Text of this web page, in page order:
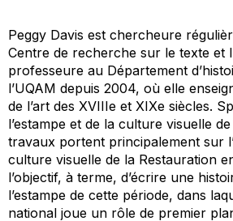
Peggy Davis est chercheure
Centre de recherche sur le texte et
professeure au Département
l’UQAM depuis 2004, où elle
de l’art des XVIIIe et XIXe siècles.
l’estampe et de la culture visuelle de
travaux portent principalement sur
culture visuelle de la Restauration
l’objectif, à terme, d’écrire une
l’estampe de cette période, dans
national joue un rôle de premier